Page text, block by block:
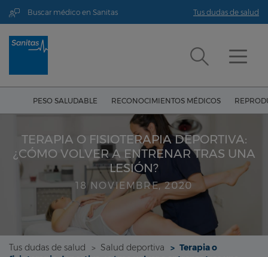
Buscar médico en Sanitas Tus dudas de salud
PESO SALUDABLE RECONOCIMIENTOS MÉDICOS
TERAPIA O FISIOTERAPIA DEPORTIVA:
¿CÓMO VOLVER A ENTRENAR TRAS UNA
LESIÓN?
18 NOVIEMBRE, 2020
Tus dudas de salud Salud deportiva
Terapia o